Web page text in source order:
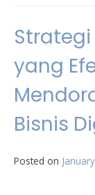
yang
Bisnis
Posted on